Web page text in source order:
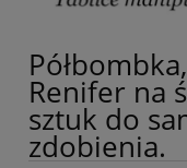
Renifer na
sztuk do
zdobienia.